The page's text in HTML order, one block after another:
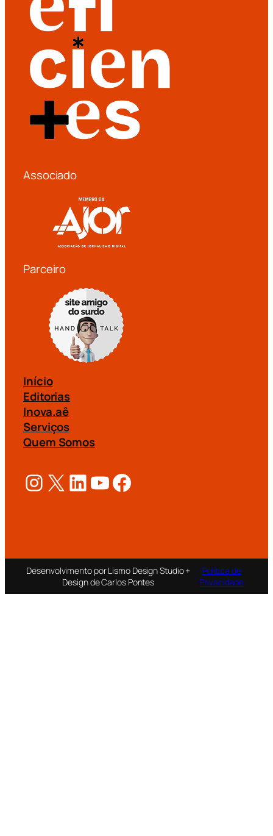
Associado
Parceiro
Início
Editorias
Inova.aê
Serviços
Quem Somos
Instagram X LinkedIn Youtube Facebook
Desenvolvimento por Lismo Design Studio +
Design de Carlos Pontes
Política de
Privacidade